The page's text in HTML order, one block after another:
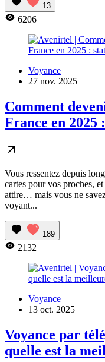
13
6206
Voyance
27 nov. 2025
Comment
France en 2025
Vous ressentez depuis
cartes pour vos proches,
attire… mais vous ne
voyant...
189
2132
Voyance
13 oct. 2025
Voyance par
quelle est la